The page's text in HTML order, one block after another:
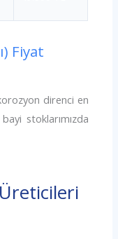
Fiyat
direnci en
stoklarımızda